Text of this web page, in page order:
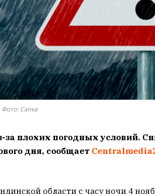
Фото: Canva
плохих погодных условий.
дня, сообщает
области с часу ночи 4